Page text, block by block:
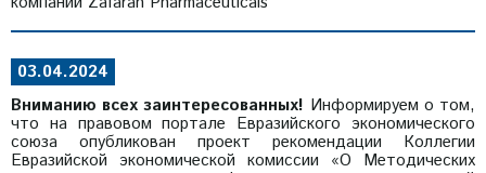
03.04.2024
Вниманию всех заинтересованных! Информируем о том,
что на правовом портале Евразийского экономического
союза опубликован проект рекомендации Коллегии
Евразийской экономической комиссии «О Методических